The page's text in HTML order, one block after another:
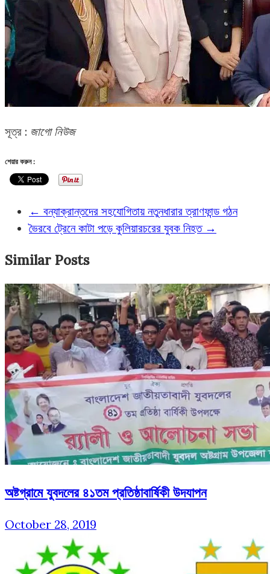
সূত্র : জাগো নিউজ
শেয়ার করুন :
← বন্যাক্রান্তদের সহযোগিতায় নতুনধারার ত্রাণফান্ড গঠন
ভৈরবে ট্রেনে কাটা পড়ে কুলিয়ারচরের যুবক নিহত →
Similar Posts
অষ্টগ্রামে যুবদলের ৪১তম প্রতিষ্ঠাবার্ষিকী উদযাপন
October 28, 2019